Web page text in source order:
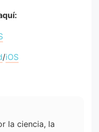
/iOS
la ciencia, la